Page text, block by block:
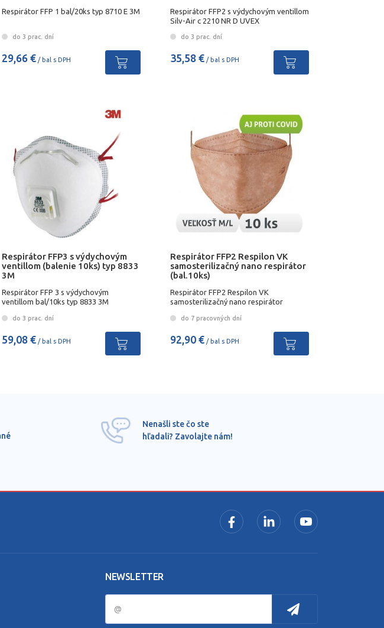
Respirátor FFP 1 bal/20ks typ 8710 E 3M
do 3 prac. dní
29,66 €/ bal s DPH
Respirátor FFP2 s výdychovým ventillom
Silv-Air c 2210 NR D UVEX
do 3 prac. dní
35,58 €/ bal s DPH
Respirátor FFP3 s výdychovým
ventillom (balenie 10ks) typ 8833
3M
Respirátor FFP 3 s výdychovým
ventillom bal/10ks typ 8833 3M
do 3 prac. dní
59,08 €/ bal s DPH
Respirátor FFP2 Respilon VK
samosterilizačný nano respirátor
(bal.10ks)
Respirátor FFP2 Respilon VK
samosterilizačný nano respirátor
do 7 pracovných dní
92,90 €/ bal s DPH
Nenašli ste čo ste
hľadali? Zavolajte nám!
NEWSLETTER